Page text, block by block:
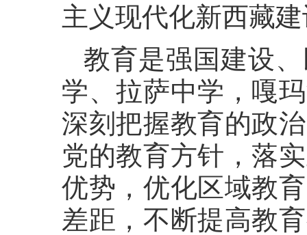
主义现代化新西藏
教育是强国建设
学、拉萨中学，嘎
深刻把握教育的政
党的教育方针，落
优势，优化区域教
差距，不断提高教